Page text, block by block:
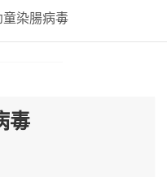
染腸病毒
毒